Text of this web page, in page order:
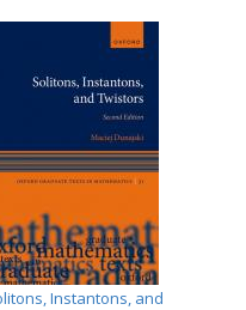
Instantons, and